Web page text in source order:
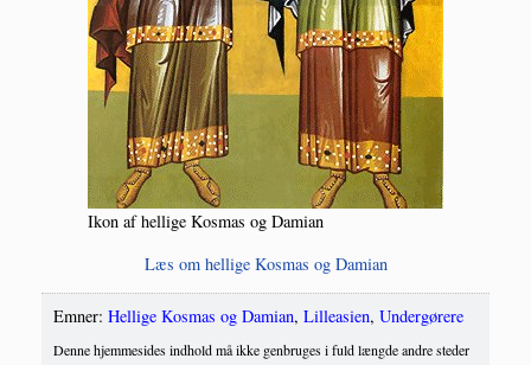
Ikon af hel­li­ge Kos­mas og Damian
Læs om hel­li­ge Kos­mas og Damian
Emner: Hellige Kosmas og Damian, Lilleasien, Undergørere
Denne hjemmesides indhold må ikke genbruges i fuld længde andre steder